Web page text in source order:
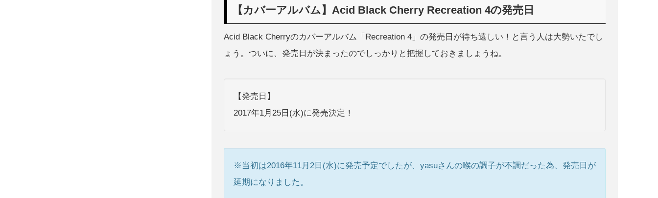
【カバーアルバム】Acid Black Cherry Recreation 4の発売日
Acid Black Cherryのカバーアルバム「Recreation 4」の発売日が待ち遠しい！と言う人は大勢いたでし
ょう。ついに、発売日が決まったのでしっかりと把握しておきましょうね。
【発売日】
2017年1月25日(水)に発売決定！
※当初は2016年11月2日(水)に発売予定でしたが、yasuさんの喉の調子が不調だった為、発売日が
延期になりました。